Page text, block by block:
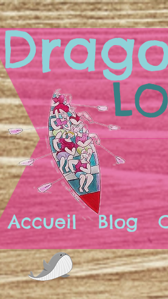
Accueil Blog